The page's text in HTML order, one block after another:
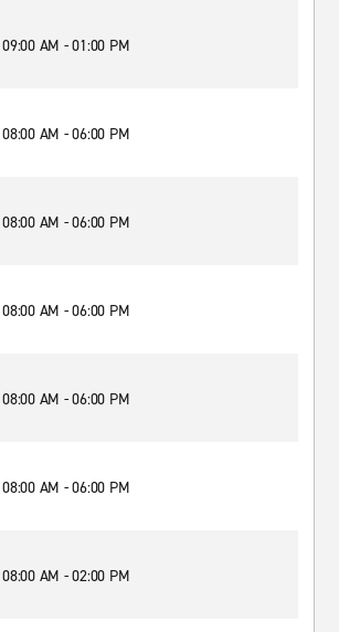
09:00 AM - 01:00 PM
08:00 AM - 06:00 PM
08:00 AM - 06:00 PM
08:00 AM - 06:00 PM
08:00 AM - 06:00 PM
08:00 AM - 06:00 PM
08:00 AM - 02:00 PM